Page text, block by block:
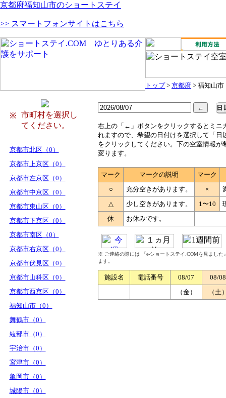
京都府福知山市のショートステイ
>> スマートフォンサイトはこちら
トップ> 京都府 > 福知山市
※
市町村を選択し
てください。
京都市北区（0）
京都市上京区（0）
京都市左京区（0）
京都市中京区（0）
京都市東山区（0）
京都市下京区（0）
京都市南区（0）
京都市右京区（0）
京都市伏見区（0）
京都市山科区（0）
京都市西京区（0）
福知山市（0）
舞鶴市（0）
綾部市（0）
宇治市（0）
宮津市（0）
亀岡市（0）
城陽市（0）
右上の「←」ボタンをクリックするとミニ
れますので、希望の日付けを選択して「日
をクリックしてください。下の空室情報が
変ります。
マーク マークの説明
マーク
○
充分空きがあります。 ×
△
少し空きがあります。 1〜10
休
お休みです。
※ ご連絡の際には 『e-ショートステイ.COMを見まし
ます。
施設名 電話番号 08/07
08/08
（金）
（土